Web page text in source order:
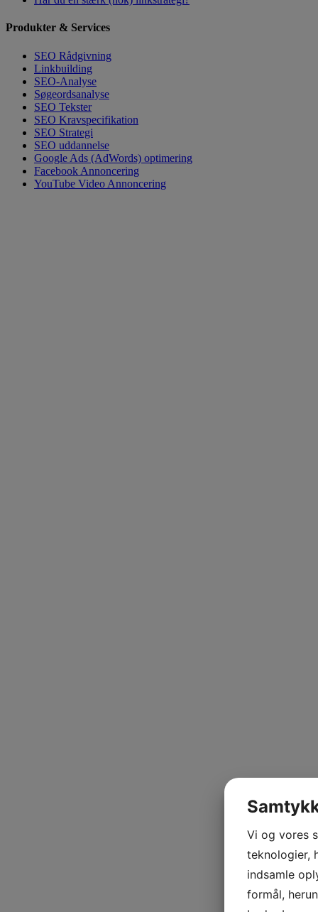
Produkter & Services
SEO Rådgivning
Linkbuilding
SEO-Analyse
Søgeordsanalyse
SEO Tekster
SEO Kravspecifikation
SEO Strategi
SEO uddannelse
Google Ads (AdWords) optimering
Facebook Annoncering
YouTube Video Annoncering
Vi og vores
teknologier,
indsamle
formål,